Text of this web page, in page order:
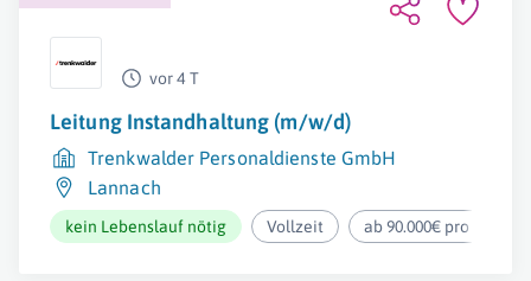
vor 4 T
Leitung Instandhaltung (m/w/d)
Trenkwalder Personaldienste GmbH
Lannach
kein Lebenslauf nötig Vollzeit ab 90.000€ pro Jahr